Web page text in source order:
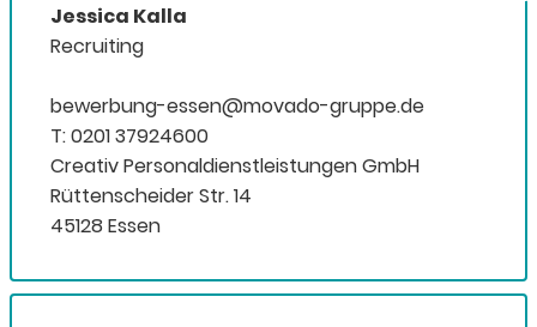
Jessica Kalla
Recruiting
bewerbung-essen@movado-gruppe.de
T: 0201 37924600
Creativ Personaldienstleistungen GmbH
Rüttenscheider Str. 14
45128 Essen